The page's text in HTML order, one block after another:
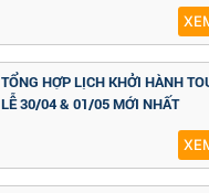
TỔNG HỢP LỊCH KHỞI HÀNH
LỄ 30/04 & 01/05 MỚI NHẤT